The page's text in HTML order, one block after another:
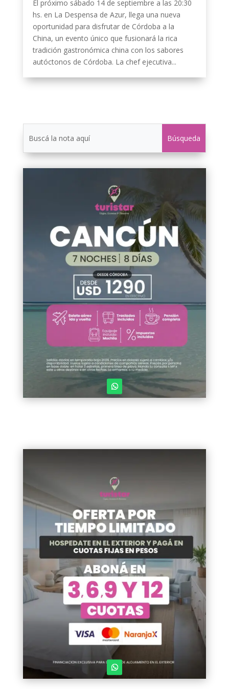
El próximo sábado 14 de septiembre a las 20:30
hs. en La Despensa de Azur, llega una nueva
oportunidad para disfrutar de Córdoba a la
China, un evento único que fusionará la rica
tradición gastronómica china con los sabores
autóctonos de Córdoba. La chef ejecutiva...